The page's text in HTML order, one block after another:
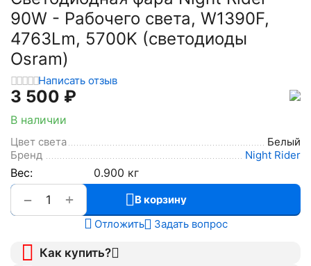
90W - Рабочего света, W1390F,
4763Lm, 5700K (светодиоды
Osram)
Написать отзыв
3 500 ₽
В наличии
Цвет света
Белый
Бренд
Night Rider
Вес: 0.900 кг
+
−
В корзину
Отложить
Задать вопрос
Как купить?